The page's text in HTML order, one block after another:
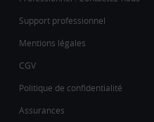
Support professionnel
Mentions légales
CGV
Politique de confidentialité
Assurances